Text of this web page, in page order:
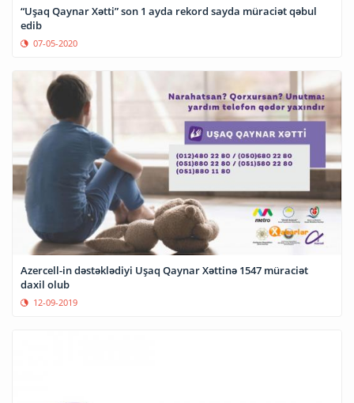
“Uşaq Qaynar Xətti” son 1 ayda rekord sayda müraciət qəbul
edib
07-05-2020
Azercell-in dəstəklədiyi Uşaq Qaynar Xəttinə 1547 müraciət
daxil olub
12-09-2019